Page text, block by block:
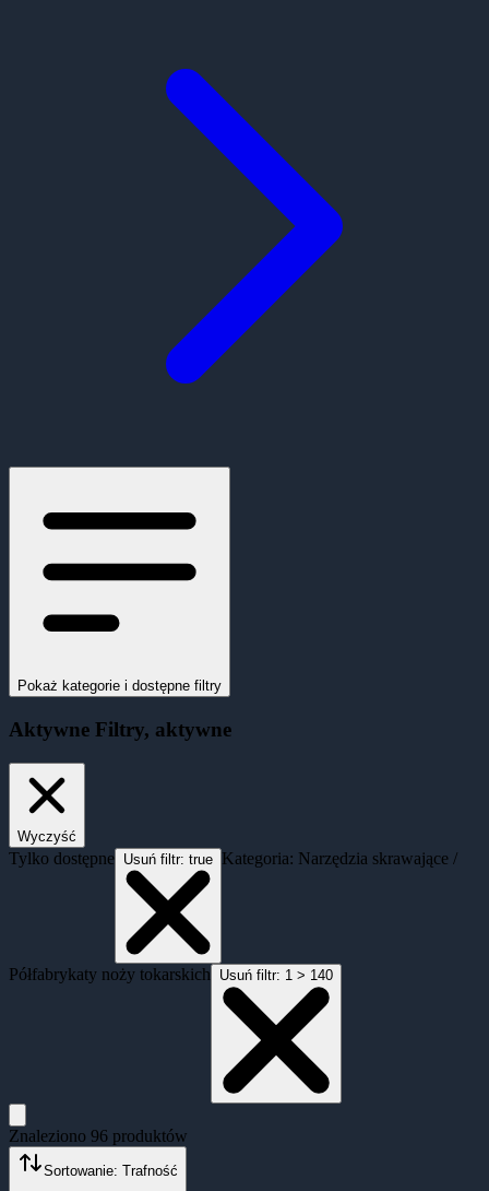
Pokaż kategorie i dostępne filtry
Aktywne Filtry, aktywne
Wyczyść
Tylko dostępne Usuń filtr: true Kategoria: Narzędzia skrawające /
Półfabrykaty noży tokarskich Usuń filtr: 1 > 140
Znaleziono 96 produktów
Sortowanie: Trafność